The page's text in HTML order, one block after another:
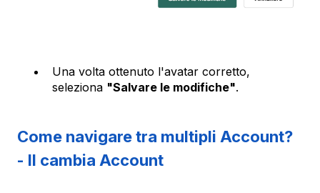
Una volta ottenuto l'avatar corretto,
seleziona "Salvare le modifiche".
Come navigare tra multipli Account?
- Il cambia Account